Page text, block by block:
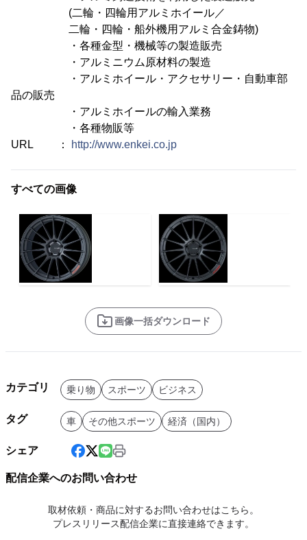
(二輪・四輪用アルミホイール／
二輪・四輪・船外機用アルミ合金鋳物)
・各種金型・機械等の製造販売
・アルミニウム原材料の製造
・アルミホイール・アクセサリー・自動車部
品の販売
・アルミホイールの輸入業務
・各種物販等
URL ：
http://www.enkei.co.jp
すべての画像
画像一括ダウンロード
カテゴリ 乗り物 スポーツ ビジネス
タグ 車 その他スポーツ 経済（国内）
シェア
配信企業へのお問い合わせ
取材依頼・商品に対するお問い合わせはこちら。
プレスリリース配信企業に直接連絡できます。